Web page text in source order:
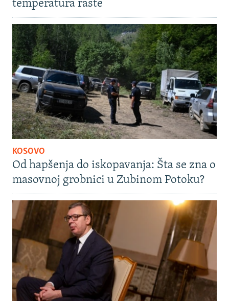
temperatura raste
KOSOVO
Od hapšenja do iskopavanja: Šta se zna o
masovnoj grobnici u Zubinom Potoku?